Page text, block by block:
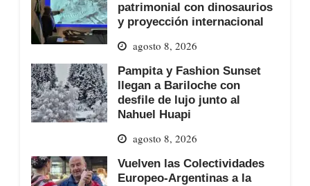
patrimonial con dinosaurios
y proyección internacional
agosto 8, 2026
Pampita y Fashion Sunset
llegan a Bariloche con
desfile de lujo junto al
Nahuel Huapi
agosto 8, 2026
Vuelven las Colectividades
Europeo-Argentinas a la